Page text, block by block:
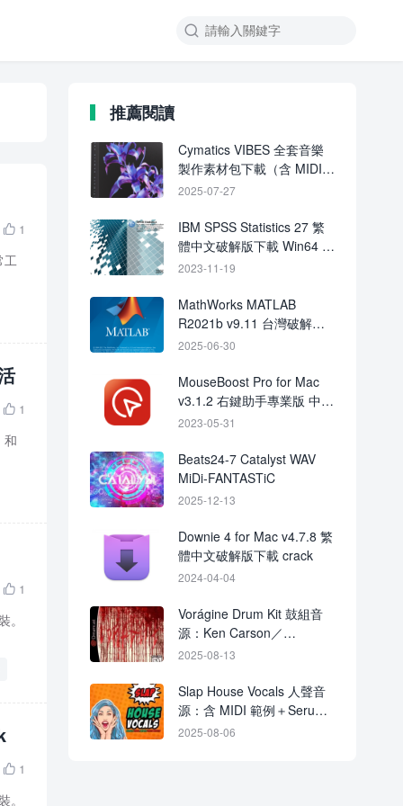

 1
工
 1
和
 1
 1
推薦閱讀
Cymatics VIBES 全套音樂
製作素材包下載（含 MIDI、
808、和聲、人聲）
2025-07-27
IBM SPSS Statistics 27 繁
體中文破解版下載 Win64 永
久激活
2023-11-19
MathWorks MATLAB
R2021b v9.11 台灣破解版
下載CRACK
2025-06-30
MouseBoost Pro for Mac
v3.1.2 右鍵助手專業版 中文
破解版下載
2023-05-31
Beats24-7 Catalyst WAV
MiDi-FANTASTiC
2025-12-13
Downie 4 for Mac v4.7.8 繁
體中文破解版下載 crack
2024-04-04
Vorágine Drum Kit 鼓組音
源：Ken Carson／
Osamason 風格鼓聲＋旋律
2025-08-13
Slap House Vocals 人聲音
源：含 MIDI 範例＋Serum
／Sylenth1 預設音色下載
2025-08-06